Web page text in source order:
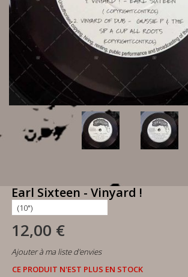
Earl Sixteen - Vinyard !
12,00 €
Ajouter à ma liste d'envies
CE PRODUIT N'EST PLUS EN STOCK